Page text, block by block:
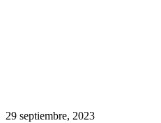
29 septiembre, 2023